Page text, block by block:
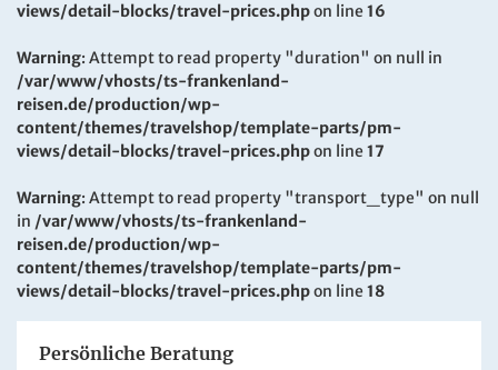
views/detail-blocks/travel-prices.phpon line 16
Warning: Attempt to read property "duration" on null in
/var/www/vhosts/ts-frankenland-
reisen.de/production/wp-
content/themes/travelshop/template-parts/pm-
views/detail-blocks/travel-prices.phpon line 17
Warning: Attempt to read property "transport_type" on null
in /var/www/vhosts/ts-frankenland-
reisen.de/production/wp-
content/themes/travelshop/template-parts/pm-
views/detail-blocks/travel-prices.phpon line 18
Persönliche Beratung